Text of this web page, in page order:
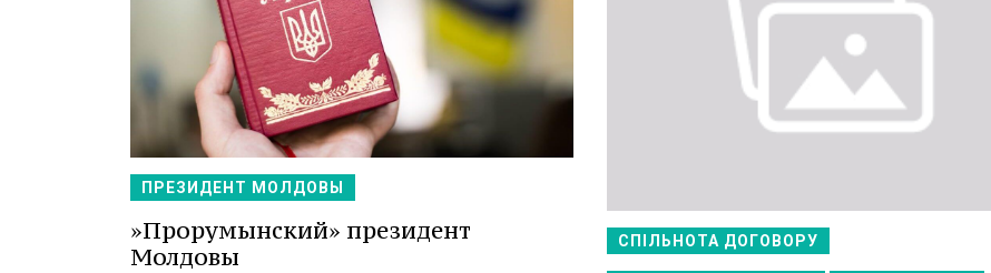
ПРЕЗИДЕНТ МОЛДОВЫ
»Прорумынский» президент
Молдовы
СПІЛЬНОТА ДОГОВОРУ